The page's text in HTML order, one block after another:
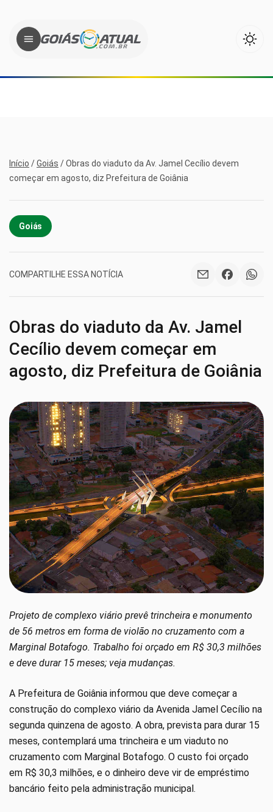
Início /Goiás /Obras do viaduto da Av. Jamel Cecílio devem
começar em agosto, diz Prefeitura de Goiânia
Goiás
COMPARTILHE ESSA NOTÍCIA
Obras do viaduto da Av. Jamel
Cecílio devem começar em
agosto, diz Prefeitura de Goiânia
Projeto de complexo viário prevê trincheira e monumento
de 56 metros em forma de violão no cruzamento com a
Marginal Botafogo. Trabalho foi orçado em R$ 30,3 milhões
e deve durar 15 meses; veja mudanças.
A Prefeitura de Goiânia informou que deve começar a
construção do complexo viário da Avenida Jamel Cecílio na
segunda quinzena de agosto. A obra, prevista para durar 15
meses, contemplará uma trincheira e um viaduto no
cruzamento com Marginal Botafogo. O custo foi orçado
em R$ 30,3 milhões, e o dinheiro deve vir de empréstimo
bancário feito pela administração municipal.